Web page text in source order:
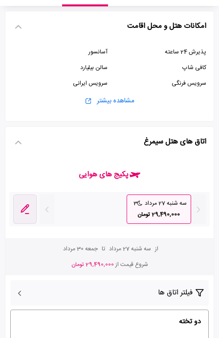
امکانات هتل و محل اقامت
پذیرش 24 ساعته
آسانسور
کافی شاپ
سالن بیلیارد
سرویس فرنگی
سرویس ایرانی
مشاهده بیشتر
اتاق های هتل سیمرغ
پکیج های هوایی
سه شنبه 27 مرداد
3
29,490,000 تومان
از سه شنبه 27 مرداد تا جمعه 30 مرداد
شروع قیمت از29,490,000 تومان
فیلتر اتاق ها
دو تخته